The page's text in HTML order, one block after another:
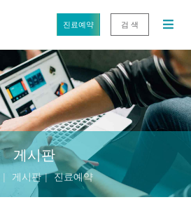
진료예약 검 색
게시판
게시판 진료예약